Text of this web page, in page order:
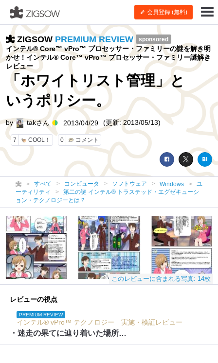
会員登録 (無料)
ZIGSOW PREMIUM REVIEW sponsored
インテル® Core™ vPro™ プロセッサー・ファミリーの謎を解き明
かせ！インテル® Core™ vPro™ プロセッサー・ファミリー謎解き
レビュー
「ホワイトリスト管理」と
いうポリシー。
7 COOL！ 0 コメント
by takさん 2013/04/29 (更新: 2013/05/13)
すべて コンピュータ ソフトウェア Windows
ユ
ーティリティ
第二の謎 インテル® トラステッド・エグゼキューシ
ョン・テクノロジーとは？
このレビューに含まれる写真: 14枚
レビューの視点
PREMIUM REVIEW
インテル® vPro™ テクノロジー 実施・検証レビュー
・迷走の果てに辿り着いた場所…